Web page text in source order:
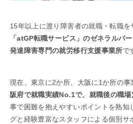
15年以上に渡り障害者の就職・転職を
「atGP転職サービス」のゼネラルパ
発達障害専門の就労移行支援事業所で
現在、東京に2か所、大阪に1か所の事
阪府で就職実績No.1で、就職後の職
事で困難を抱えやすいポイントを熟知
グと経験豊富なスタッフによる個別サ